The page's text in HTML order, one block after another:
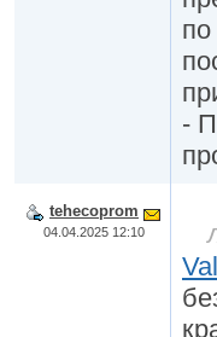
-
tehecoprom
04.04.2025 12:10